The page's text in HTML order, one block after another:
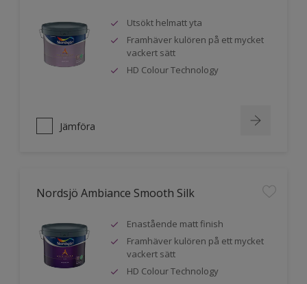
Utsökt helmatt yta
Framhäver kulören på ett mycket
vackert sätt
HD Colour Technology
Jämföra
Nordsjö Ambiance Smooth Silk
Enastående matt finish
Framhäver kulören på ett mycket
vackert sätt
HD Colour Technology